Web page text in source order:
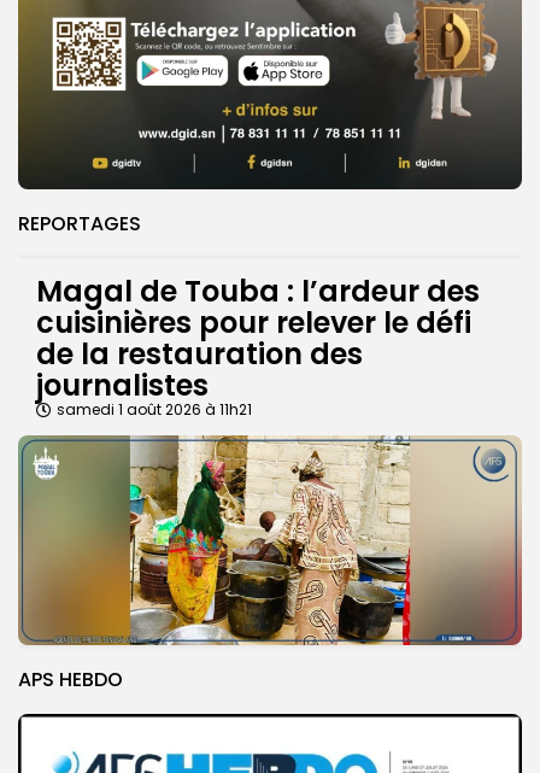
REPORTAGES
Magal de Touba : l’ardeur des
cuisinières pour relever le défi
de la restauration des
journalistes
samedi 1 août 2026 à 11h21
APS HEBDO